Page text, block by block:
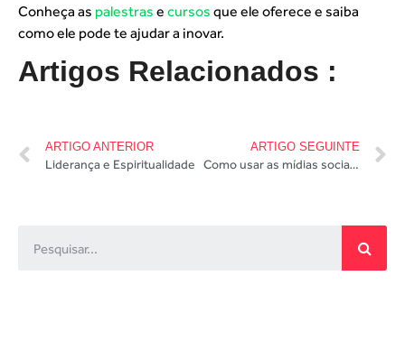
Conheça as palestras e cursos que ele oferece e saiba
como ele pode te ajudar a inovar.
Artigos Relacionados :
ARTIGO ANTERIOR
Liderança e Espiritualidade
ARTIGO SEGUINTE
Como usar as mídias sociais para gerar negócios com Interney